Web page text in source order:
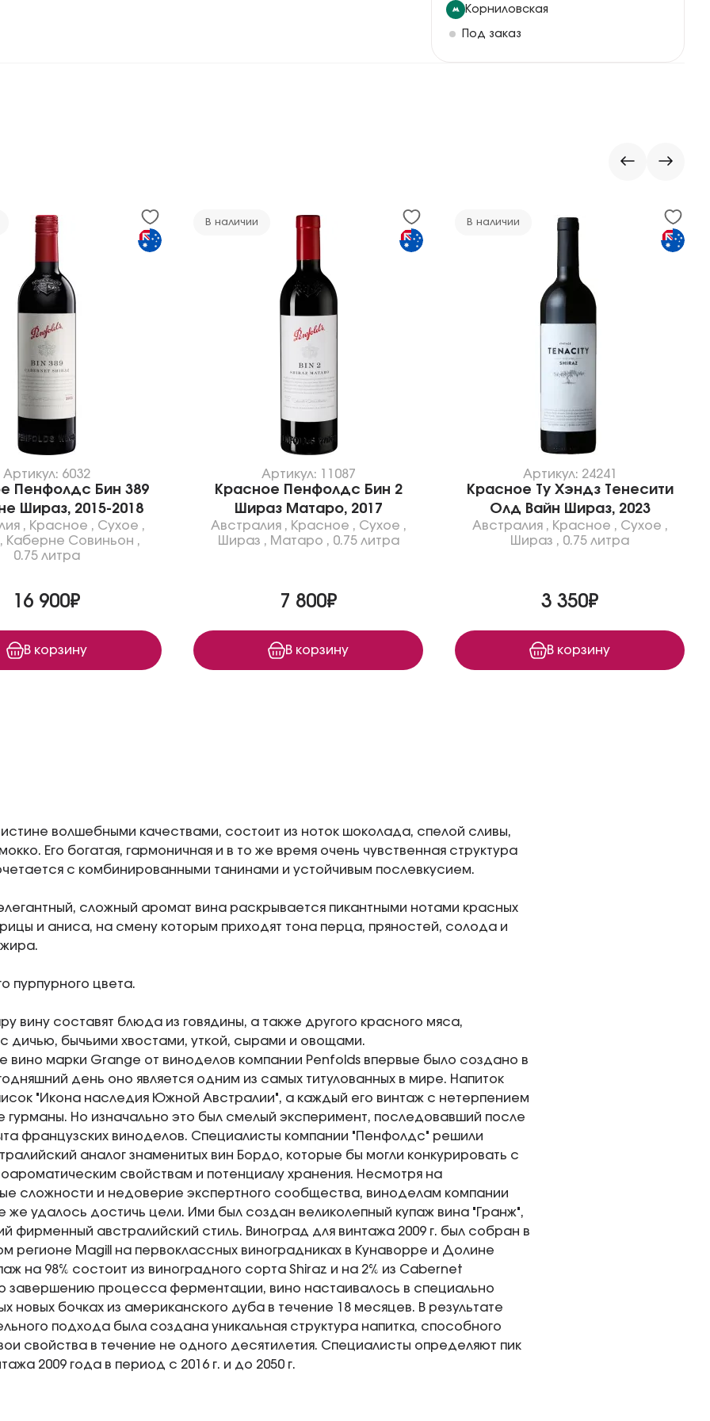
Корниловская
Под заказ
Артикул: 6032
Пенфолдс Бин 389
Шираз, 2015-2018
, Красное , Сухое ,
Каберне Совиньон ,
0.75 литра
16 900₽
В корзину
В наличии
Артикул: 11087
Красное Пенфолдс Бин 2
Шираз Матаро, 2017
Австралия, Красное , Сухое ,
Шираз , Матаро , 0.75 литра
7 800₽
В корзину
В наличии
Артикул: 24241
Красное Ту Хэндз Тенесити
Олд Вайн Шираз, 2023
Австралия, Красное , Сухое ,
Шираз , 0.75 литра
3 350₽
В корзину
волшебными качествами, состоит из ноток шоколада, спелой сливы,
Его богатая, гармоничная и в то же время очень чувственная структура
с комбинированными танинами и устойчивым послевкусием.
сложный аромат вина раскрывается пикантными нотами красных
и аниса, на смену которым приходят тона перца, пряностей, солода и
пурпурного цвета.
вину составят блюда из говядины, а также другого красного мяса,
дичью, бычьими хвостами, уткой, сырами и овощами.
вино марки Grange от виноделов компании Penfolds впервые было создано в
день оно является одним из самых титулованных в мире. Напиток
"Икона наследия Южной Австралии", а каждый его винтаж с нетерпением
гурманы. Но изначально это был смелый эксперимент, последовавший после
французских виноделов. Специалисты компании "Пенфолдс" решили
аналог знаменитых вин Бордо, которые бы могли конкурировать с
свойствам и потенциалу хранения. Несмотря на
сложности и недоверие экспертного сообщества, виноделам компании
же удалось достичь цели. Ими был создан великолепный купаж вина "Гранж",
фирменный австралийский стиль. Виноград для винтажа 2009 г. был собран в
регионе Magill на первоклассных виноградниках в Кунаворре и Долине
на 98% состоит из виноградного сорта Shiraz и на 2% из Cabernet
завершению процесса ферментации, вино настаивалось в специально
новых бочках из американского дуба в течение 18 месяцев. В результате
подхода была создана уникальная структура напитка, способного
свойства в течение не одного десятилетия. Специалисты определяют пик
2009 года в период с 2016 г. и до 2050 г.